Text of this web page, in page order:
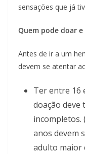
sensações que já
Quem pode doar
Antes de ir a um
devem se atentar
Ter entre 16
doação deve
incompletos.
anos devem
adulto maior